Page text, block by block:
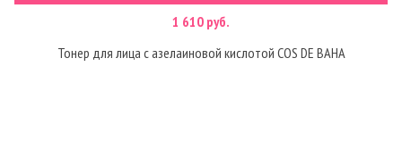
1 610 руб.
Тонер для лица с азелаиновой кислотой COS DE BAHA